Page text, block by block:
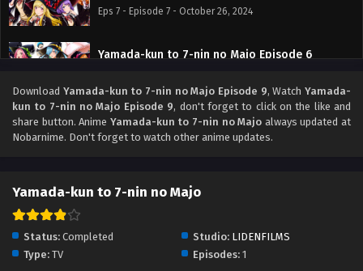
Eps 7 - Episode 7 - October 26, 2024
Yamada-kun to 7-nin no Majo Episode 6
Yamada-kun to 7-nin no Majo Episode 5
Eps 5 - Episode 5 - October 26, 2024
Yamada-kun to 7-nin no Majo Episode 4
Yamada-kun to 7-nin no Majo Episode 3
Download Yamada-kun to 7-nin no Majo Episode 9, WatchYamada-
kun to 7-nin no Majo Episode 9, don't forget to click on the like and
share button. Anime Yamada-kun to 7-nin no Majo always updated at
Nobarnime. Don't forget to watch other anime updates.
Yamada-kun to 7-nin no Majo
Status: Completed Studio: LIDENFILMS
Type: TV Episodes: 1